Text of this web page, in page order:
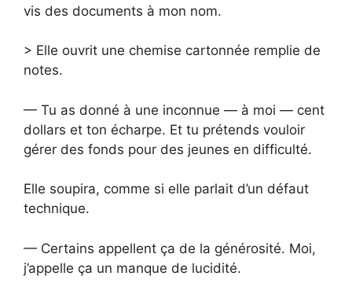
vis des documents à mon nom.
> Elle ouvrit une chemise cartonnée remplie de
notes.
— Tu as donné à une inconnue — à moi — cent
dollars et ton écharpe. Et tu prétends vouloir
gérer des fonds pour des jeunes en difficulté.
Elle soupira, comme si elle parlait d’un défaut
technique.
— Certains appellent ça de la générosité. Moi,
j’appelle ça un manque de lucidité.